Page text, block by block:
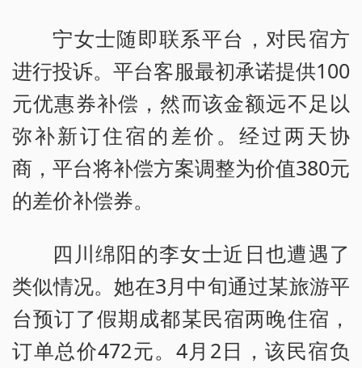
宁女士随即联系平台，对民宿方
进行投诉。平台客服最初承诺提供100
元优惠券补偿，然而该金额远不足以
弥补新订住宿的差价。经过两天协
商，平台将补偿方案调整为价值380元
的差价补偿券。
四川绵阳的李女士近日也遭遇了
类似情况。她在3月中旬通过某旅游平
台预订了假期成都某民宿两晚住宿，
订单总价472元。4月2日，该民宿负